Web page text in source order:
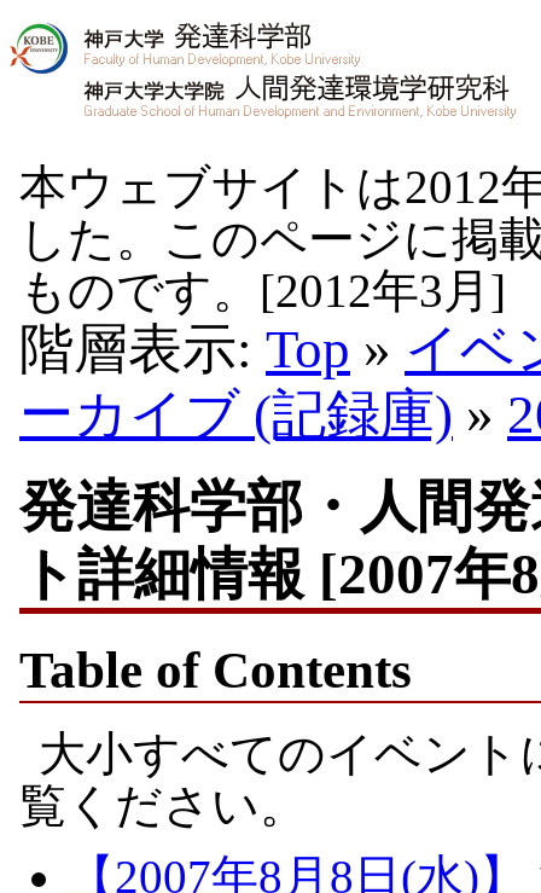
本ウェブサイトは2012
した。このページに掲
ものです。[2012年3月]
階層表示: Top » イベ
ーカイブ (記録庫) »
発達科学部・人間
ト詳細情報 [2007年
Table of Contents
大小すべてのイベント
覧ください。
【2007年8月8日(水)